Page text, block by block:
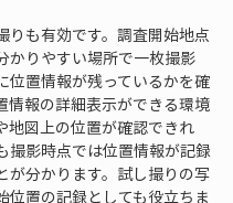
りも有効です。調査開始地点
かりやすい場所で一枚撮影
位置情報が残っているかを確
情報の詳細表示ができる環境
地図上の位置が確認できれ
撮影時点では位置情報が記録
が分かります。試し撮りの写
位置の記録としても役立ちま